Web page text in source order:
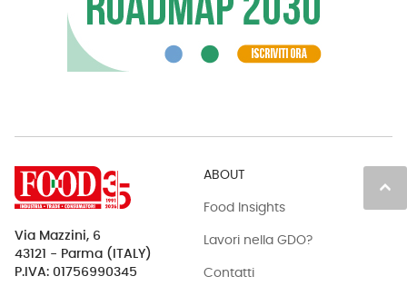
keyboard_arrow_up
Via Mazzini, 6
43121 - Parma (ITALY)
P.IVA: 01756990345
ABOUT
Food Insights
Lavori nella GDO?
Contatti